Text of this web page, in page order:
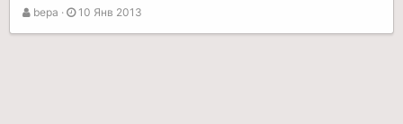
А
bepa
Д
10 Янв 2013